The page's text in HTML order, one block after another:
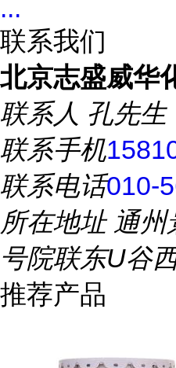
...
联系我们
北京志盛威华
联系人 孔先生
联系手机
联系电话010-
所在地址通州
号院联东U谷
推荐产品